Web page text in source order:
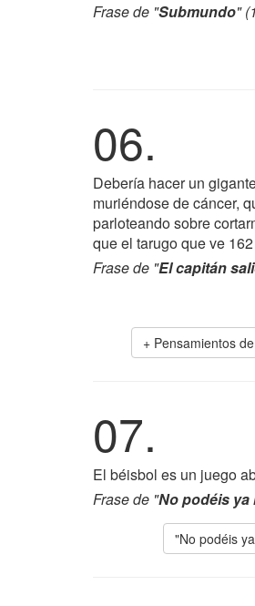
Frase de "Submundo"
06.
Debería hacer un
muriéndose de cáncer,
parloteando sobre
que el tarugo que ve
Frase de "El capitán
+ Pensamientos
07.
El béisbol es un juego
Frase de "No podéis ya
"No podéis